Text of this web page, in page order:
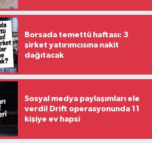
Borsada temettü haftası: 3
şirket yatırımcısına nakit
dağıtacak
Sosyal medya paylaşımları ele
verdi! Drift operasyonunda 11
kişiye ev hapsi